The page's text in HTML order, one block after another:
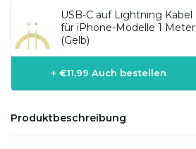
USB-C auf Lightning Kabel
für iPhone-Modelle 1 Meter
(Gelb)
+ €11,99 Auch bestellen
Produktbeschreibung